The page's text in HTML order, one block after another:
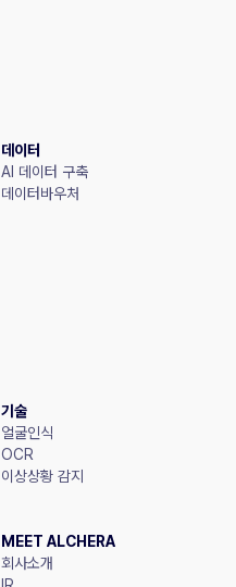
데이터
AI 데이터 구축
데이터바우처
기술
얼굴인식
OCR
이상상황 감지
MEET ALCHERA
회사소개